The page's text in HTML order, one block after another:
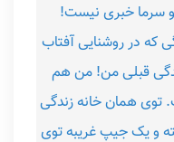
و سرما خبری نیست!
که در روشنایی آفتاب
قبلی من! من هم
توی همان خانه زندگی
و یک جیپ غریبه توی